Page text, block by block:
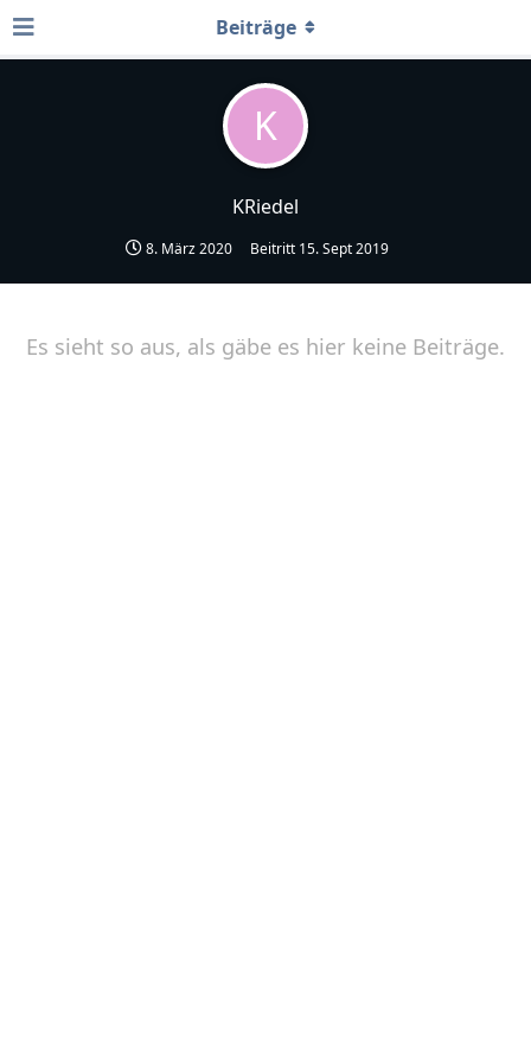
K
KRiedel
8. März 2020 Beitritt 15. Sept 2019
Beiträge
Es sieht so aus, als gäbe es hier keine Beiträge.